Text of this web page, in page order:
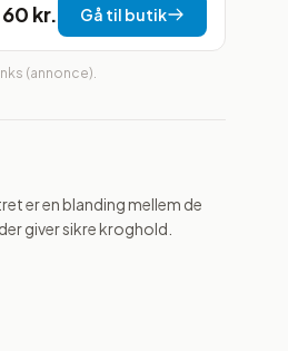
60 kr. Gå til butik
(annonce).
er en blanding mellem de
giver sikre kroghold.